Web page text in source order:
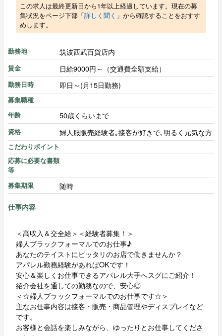
この求人は最終更新日から1年以上経過しています。現在の募
集状況をページ下部「詳しく聞く 」から確認することをおすす
めします。
勤務地 筑波西武百貨店内
賃金 日給9000円～（交通費全額支給）
勤務日時 即日～(月15日勤務)
募集職種
年齢
50歳くらいまで
資格 婦人服販売経験者｡接客が好きで､明るく元気な方
こだわりポイント
応募に必要な書類
等
募集期限
随時
仕事内容
＜高収入＆交全給＞＜経験者募集！＞
婦人ブラックフォーマルでのお仕事♪
あなたのテイストにピッタリのお店で働きませんか？
アパレル勤務経験があればOKです！
安心＆楽しくお仕事できるアパレル大手へスグにご紹介！
紹介会社を通しての勤務なので、安心◎
＜☆婦人ブラックフォーマルでのお仕事です☆＞
主なお仕事内容は接客・販売・商品管理やディスプレイなど
です。
お客様と会話を楽しみながら、ゆったりとお仕事してくださ